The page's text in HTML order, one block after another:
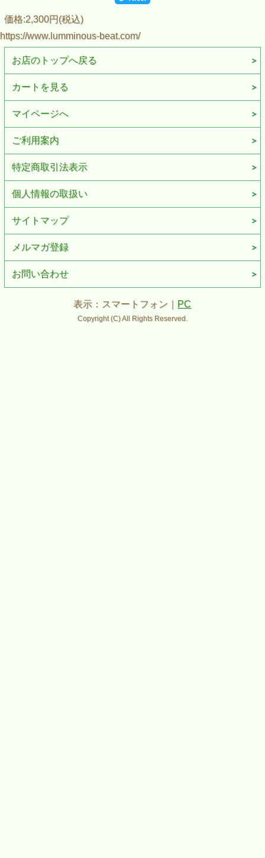
価格:2,300円(税込)
https://www.lumminous-beat.com/
お店のトップへ戻る
カートを見る
マイページへ
ご利用案内
特定商取引法表示
個人情報の取扱い
サイトマップ
メルマガ登録
お問い合わせ
表示：スマートフォン｜ PC
Copyright (C) All Rights Reserved.